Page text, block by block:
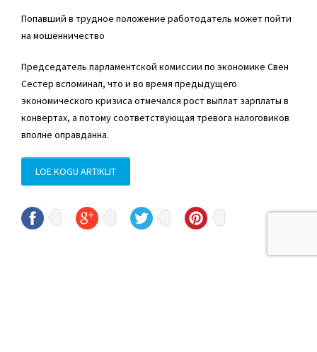
Попавший в трудное положение работодатель может пойти
на мошенничество
Председатель парламентской комиссии по экономике Свен
Сестер вспоминал, что и во время предыдущего
экономического кризиса отмечался рост выплат зарплаты в
конвертах, а потому соответствующая тревога налоговиков
вполне оправданна.
LOE KOGU ARTIKLIT